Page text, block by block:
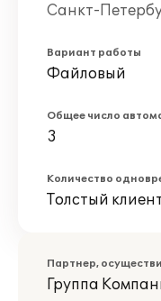
Санкт-
Вариант работы
Файловый
Общее число
3
Количество
Толстый
Партнер,
Группа